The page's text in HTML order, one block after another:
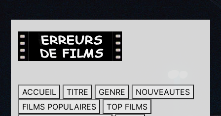
ACCUEIL TITRE GENRE
NOUVEAUTES
FILMS POPULAIRES
TOP FILMS